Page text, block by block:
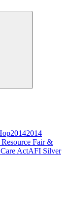
20142014
Fair &
ActAFI Silver